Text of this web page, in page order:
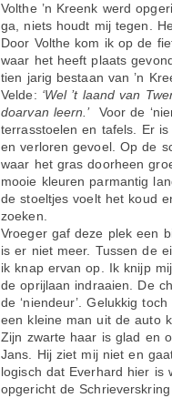
Volthe ’n Kreenk werd
ga, niets houdt mij tegen.
Door Volthe kom ik op de
waar het heeft plaats
tien jarig bestaan van ’n
Velde: ‘Wel ’t laand van
doarvan leern.’Voor de
terrasstoelen en tafels. Er
en verloren gevoel. Op de
waar het gras doorheen
mooie kleuren parmantig
de stoeltjes voelt het koud
zoeken.
Vroeger gaf deze plek een
is er niet meer. Tussen de
ik knap ervan op. Ik knijp
de oprijlaan indraaien. De
de ‘niendeur’. Gelukkig
een kleine man uit de auto
Zijn zwarte haar is glad en
Jans. Hij ziet mij niet en
logisch dat Everhard hier is
opgericht de